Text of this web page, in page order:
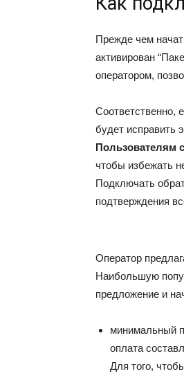
Прежде чем
активирован
оператором,
Соответственно,
будет исправить
Пользователям
чтобы избежать
Подключать
подтверждения
Оператор
Наибольшую
предложение и
минимальный
оплата
Для того,